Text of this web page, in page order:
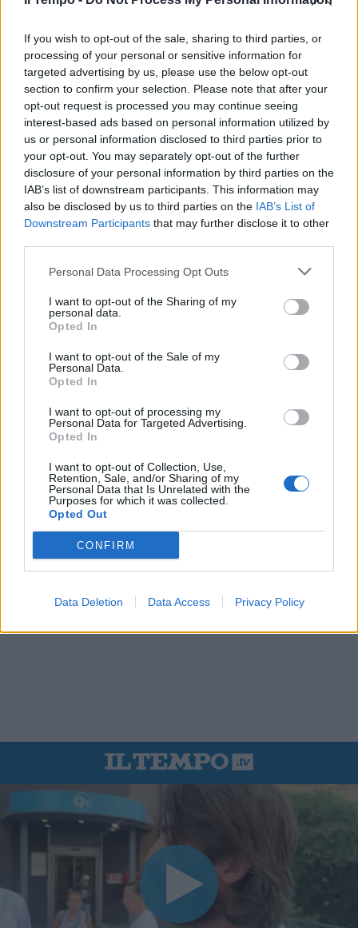
If you wish to opt-out of the sale, sharing to third parties, or
processing of your personal or sensitive information for
targeted advertising by us, please use the below opt-out
section to confirm your selection. Please note that after your
opt-out request is processed you may continue seeing
interest-based ads based on personal information utilized by
us or personal information disclosed to third parties prior to
your opt-out. You may separately opt-out of the further
disclosure of your personal information by third parties on the
IAB’s list of downstream participants. This information may
also be disclosed by us to third parties on the IAB’s List of
Downstream Participants that may further disclose it to other
Personal Data Processing Opt Outs
I want to opt-out of the Sharing of my
personal data.
Opted In
I want to opt-out of the Sale of my
Personal Data.
Opted In
I want to opt-out of processing my
Personal Data for Targeted Advertising.
Opted In
I want to opt-out of Collection, Use,
Retention, Sale, and/or Sharing of my
Personal Data that Is Unrelated with the
Purposes for which it was collected.
Opted Out
CONFIRM
Data Deletion Data Access Privacy Policy